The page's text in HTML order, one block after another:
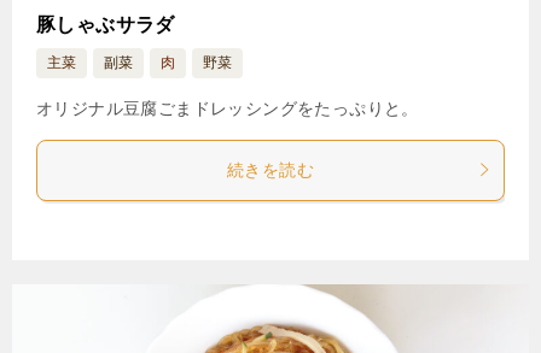
豚しゃぶサラダ
主菜 副菜 肉 野菜
オリジナル豆腐ごまドレッシングをたっぷりと。
続きを読む